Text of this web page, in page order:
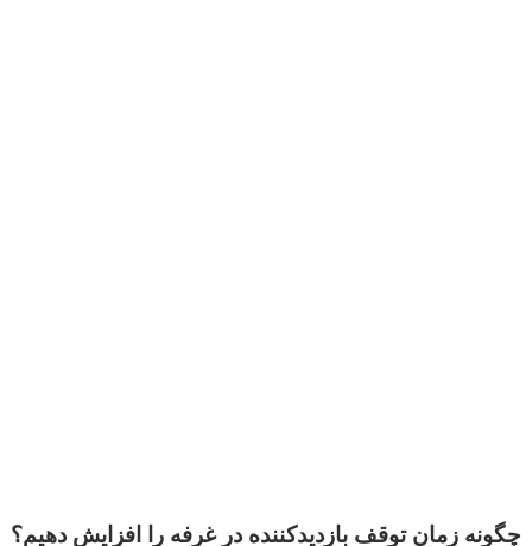
چگونه زمان توقف بازدیدکننده در غرفه را افزایش دهیم؟